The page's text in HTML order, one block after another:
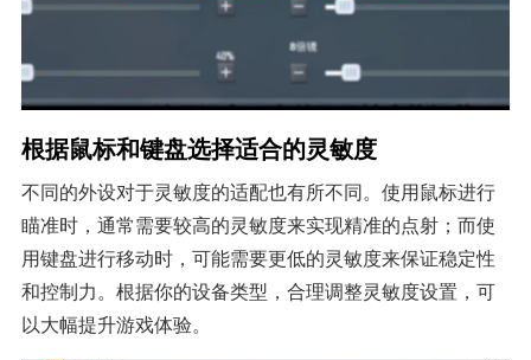
根据鼠标和键盘选择适合的灵敏度
不同的外设对于灵敏度的适配也有所不同。使用鼠标进行
瞄准时，通常需要较高的灵敏度来实现精准的点射；而使
用键盘进行移动时，可能需要更低的灵敏度来保证稳定性
和控制力。根据你的设备类型，合理调整灵敏度设置，可
以大幅提升游戏体验。